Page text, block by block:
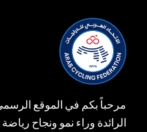
مرحباً بكم في الموقع الرسمي
الرائدة وراء نمو ونجاح